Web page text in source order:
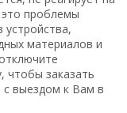
проблемы
материалов и
чтобы заказать
с выездом к Вам в